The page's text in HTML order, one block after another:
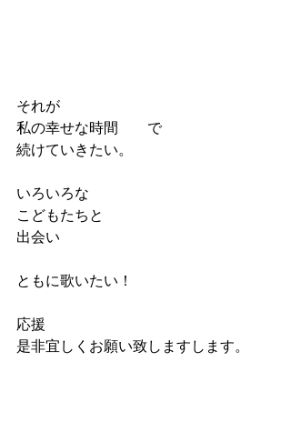
それが
私の幸せな時間　　で
続けていきたい。
いろいろな
こどもたちと
出会い
ともに歌いたい！
応援
是非宜しくお願い致しますします。